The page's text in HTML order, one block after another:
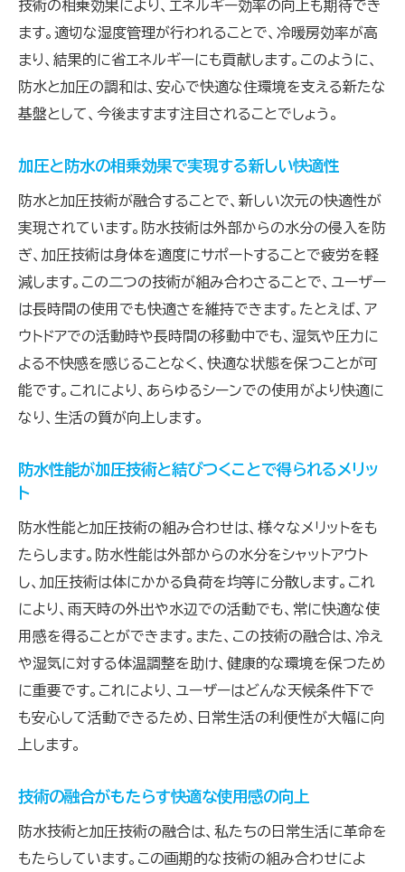
技術の相乗効果により、エネルギー効率の向上も期待でき
ます。適切な湿度管理が行われることで、冷暖房効率が高
まり、結果的に省エネルギーにも貢献します。このように、
防水と加圧の調和は、安心で快適な住環境を支える新たな
基盤として、今後ますます注目されることでしょう。
加圧と防水の相乗効果で実現する新しい快適性
防水と加圧技術が融合することで、新しい次元の快適性が
実現されています。防水技術は外部からの水分の侵入を防
ぎ、加圧技術は身体を適度にサポートすることで疲労を軽
減します。この二つの技術が組み合わさることで、ユーザー
は長時間の使用でも快適さを維持できます。たとえば、ア
ウトドアでの活動時や長時間の移動中でも、湿気や圧力に
よる不快感を感じることなく、快適な状態を保つことが可
能です。これにより、あらゆるシーンでの使用がより快適に
なり、生活の質が向上します。
防水性能が加圧技術と結びつくことで得られるメリッ
ト
防水性能と加圧技術の組み合わせは、様々なメリットをも
たらします。防水性能は外部からの水分をシャットアウト
し、加圧技術は体にかかる負荷を均等に分散します。これ
により、雨天時の外出や水辺での活動でも、常に快適な使
用感を得ることができます。また、この技術の融合は、冷え
や湿気に対する体温調整を助け、健康的な環境を保つため
に重要です。これにより、ユーザーはどんな天候条件下で
も安心して活動できるため、日常生活の利便性が大幅に向
上します。
技術の融合がもたらす快適な使用感の向上
防水技術と加圧技術の融合は、私たちの日常生活に革命を
もたらしています。この画期的な技術の組み合わせによ